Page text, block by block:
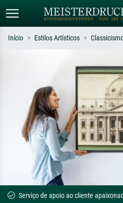
Pesquise por artista, título ou estilo –
ex: Monet, Noite Estrelada,
impressionismo, onda de Hokusai, nu.
Início Estilos Artísticos
Serviço de apoio ao cliente